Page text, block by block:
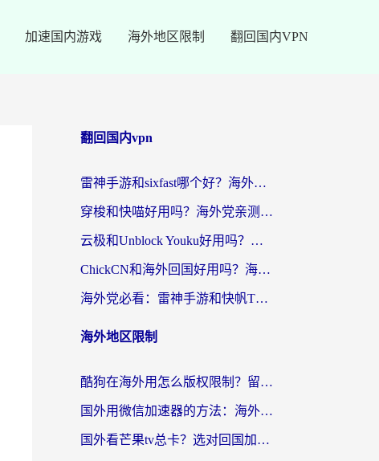
加速国内游戏 海外地区限制 翻回国内VPN
翻回国内vpn
雷神手游和sixfast哪个好？海外党亲测3款回国加速器，教你选对不踩坑
穿梭和快喵好用吗？海外党亲测：小众加速器对比+番茄加速器深度体验
云极和Unblock Youku好用吗？海外党亲测+2026回国加速器避坑指南
ChickCN和海外回国好用吗？海外党2026亲测：从手游到影音，选对加速器的3个关键
海外党必看：雷神手游和快帆TV版好用吗？3步选对回国加速器不踩坑
海外地区限制
酷狗在海外用怎么版权限制？留学生亲测：3步解决听国内音乐难题
国外用微信加速器的方法：海外党无缝连接国内生活的实用指南
国外看芒果tv总卡？选对回国加速器，轻松追《浪姐》不费劲